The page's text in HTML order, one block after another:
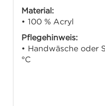
Material:
• 100 % Acryl
Pflegehinweis:
• Handwäsche oder
°C